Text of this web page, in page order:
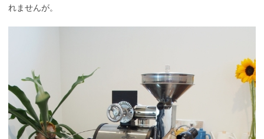
れませんが。